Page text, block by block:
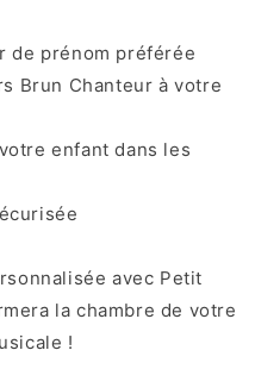
de prénom préférée
Brun Chanteur à votre
enfant dans les
avec Petit
la chambre de votre
!